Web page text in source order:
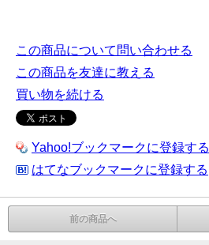
この商品について問い合わせる
この商品を友達に教える
買い物を続ける
Yahoo!ブックマークに登録する
はてなブックマークに登録する
前の商品へ